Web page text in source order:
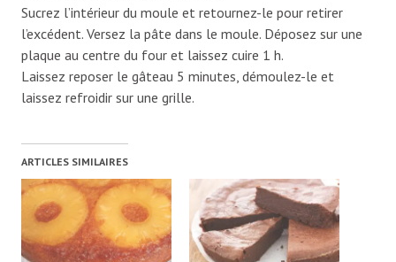
Sucrez l’intérieur du moule et retournez-le pour retirer
l’excédent. Versez la pâte dans le moule. Déposez sur une
plaque au centre du four et laissez cuire 1 h.
Laissez reposer le gâteau 5 minutes, démoulez-le et
laissez refroidir sur une grille.
ARTICLES SIMILAIRES